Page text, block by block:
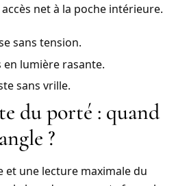
accès net à la poche intérieure.
sans tension.
en lumière rasante.
sans vrille.
du porté : quand
?
et une lecture maximale du